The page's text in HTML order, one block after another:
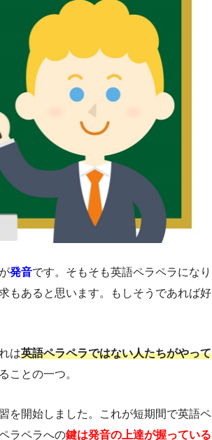
発音です。 そもそも英語ペラペラになり
もあると思います。
もしそうであれば好
は英語ペラペラではない人たちがやって
ことの一つ。
を開始しました。これが短期間で英語ペ
ラペラへの鍵は発音の上達が握っている